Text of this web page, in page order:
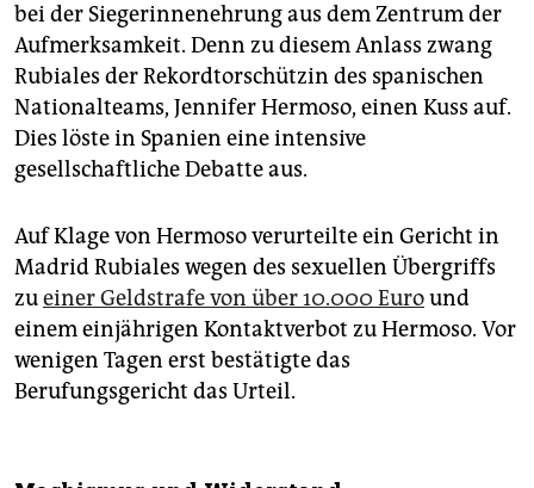
bei der Siegerinnenehrung aus dem Zentrum der
Aufmerksamkeit. Denn zu diesem Anlass zwang
Rubiales der Rekordtorschützin des spanischen
Nationalteams, Jennifer Hermoso, einen Kuss auf.
Dies löste in Spanien eine intensive
gesellschaftliche Debatte aus.
Auf Klage von Hermoso verurteilte ein Gericht in
Madrid Rubiales wegen des sexuellen Übergriffs
zueiner Geldstrafe von über 10.000 Euround
einem einjährigen Kontaktverbot zu Hermoso. Vor
wenigen Tagen erst bestätigte das
Berufungsgericht das Urteil.